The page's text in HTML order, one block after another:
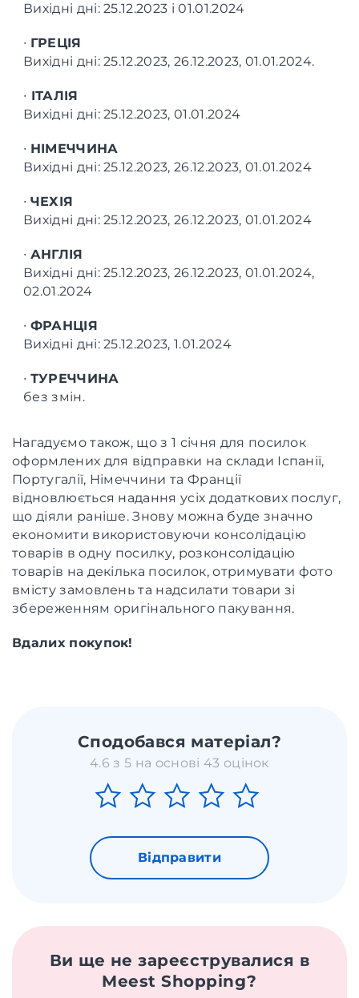
Вихідні дні: 25.12.2023 і 01.01.2024
∙ ГРЕЦІЯ
Вихідні дні: 25.12.2023, 26.12.2023, 01.01.2024.
∙ ІТАЛІЯ
Вихідні дні: 25.12.2023, 01.01.2024
∙ НІМЕЧЧИНА
Вихідні дні: 25.12.2023, 26.12.2023, 01.01.2024
∙ ЧЕХІЯ
Вихідні дні: 25.12.2023, 26.12.2023, 01.01.2024
∙ АНГЛІЯ
Вихідні дні: 25.12.2023, 26.12.2023, 01.01.2024,
02.01.2024
∙ ФРАНЦІЯ
Вихідні дні: 25.12.2023, 1.01.2024
∙ ТУРЕЧЧИНА
без змін.
Нагадуємо також, що з 1 січня для посилок
оформлених для відправки на склади Іспанії,
Португалії, Німеччини та Франції
відновлюється надання усіх додаткових послуг,
що діяли раніше. Знову можна буде значно
економити використовуючи консолідацію
товарів в одну посилку, розконсолідацію
товарів на декілька посилок, отримувати фото
вмісту замовлень та надсилати товари зі
збереженням оригінального пакування.
Вдалих покупок!
Сподобався матеріал?
4.6 з 5 на основі 43 оцінок
Відправити
Ви ще не зареєструвалися в
Meest Shopping?